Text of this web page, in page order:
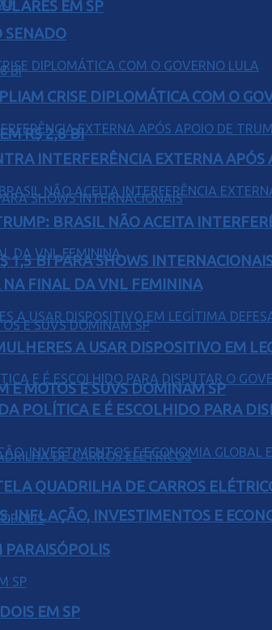
EM SP
R$ 2,8 BI
1,5 BI PARA SHOWS
E MOTOS E SUVS DOMINAM SP
INFLAÇÃO, INVESTIMENTOS E
SENADO
CRISE DIPLOMÁTICA COM O
INTERFERÊNCIA EXTERNA
BRASIL NÃO ACEITA
NA FINAL DA VNL FEMININA
A USAR DISPOSITIVO EM
POLÍTICA E É ESCOLHIDO PARA
QUADRILHA DE CARROS
PARAISÓPOLIS
EM SP